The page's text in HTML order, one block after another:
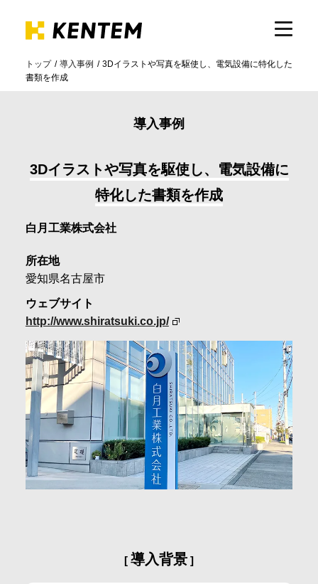
製品・サービス
サポート
イベント・セミナー
採用情報
お問合せ・申込
資料請求
トップ 導入事例
3Dイラストや写真を駆使し、電気設備に特化した
書類を作成
導入事例
3Dイラストや写真を駆使し、電気設備に
特化した書類を作成
白月工業株式会社
所在地
愛知県名古屋市
ウェブサイト
http://www.shiratsuki.co.jp/
導入背景